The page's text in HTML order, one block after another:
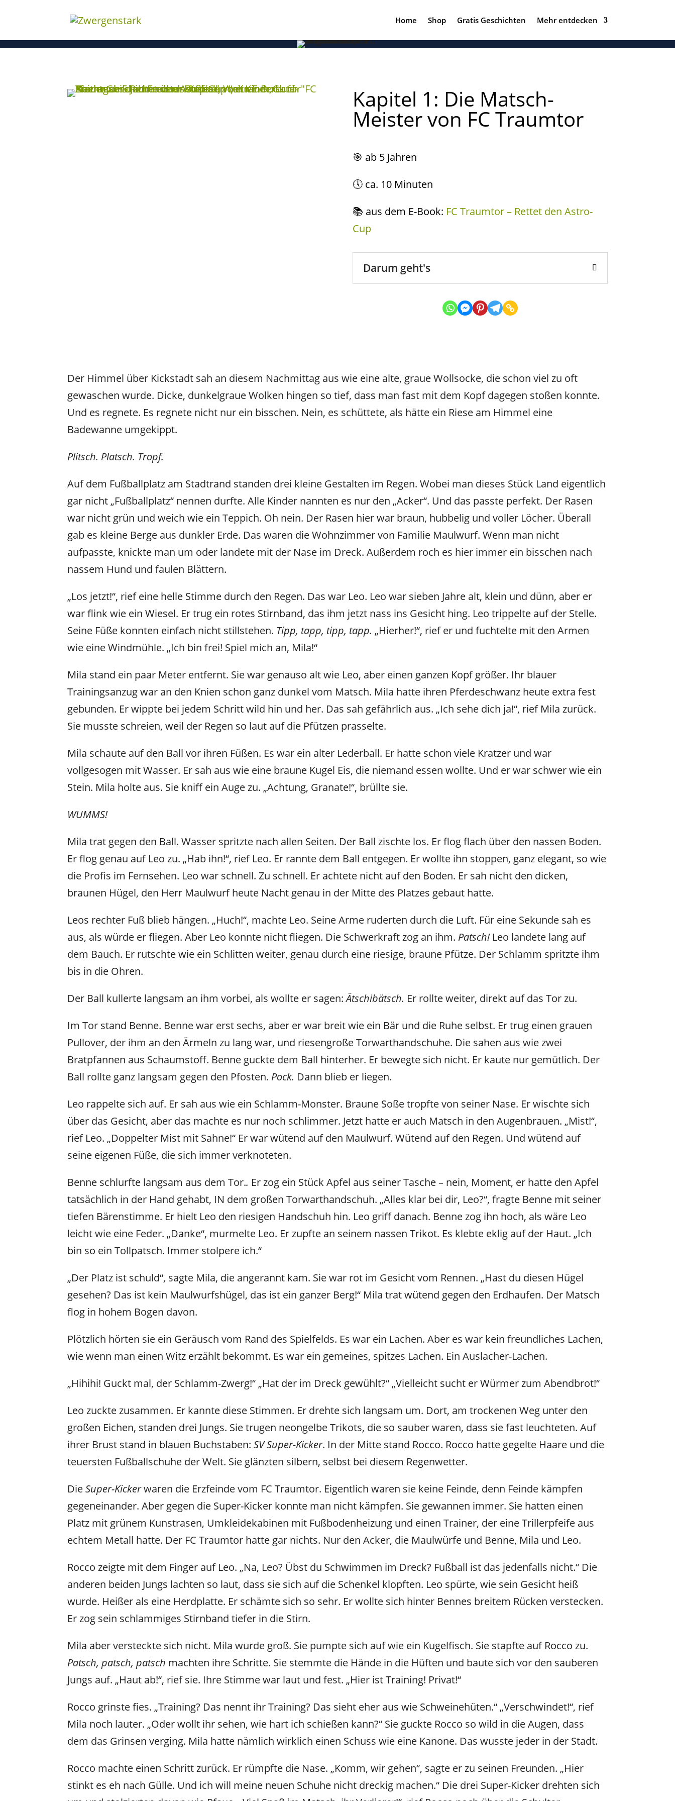
Home Shop Gratis Geschichten Mehr entdecken
Kapitel 1: Die Matsch-
Meister von FC Traumtor
🎯 ab 5 Jahren
🕔 ca. 10 Minuten
📚 aus dem E-Book: FC Traumtor – Rettet den Astro-
Cup
Darum geht's
Der Himmel über Kickstadt sah an diesem Nachmittag aus wie eine alte, graue Wollsocke, die schon viel zu oft
gewaschen wurde. Dicke, dunkelgraue Wolken hingen so tief, dass man fast mit dem Kopf dagegen stoßen konnte.
Und es regnete. Es regnete nicht nur ein bisschen. Nein, es schüttete, als hätte ein Riese am Himmel eine
Badewanne umgekippt.
Plitsch. Platsch. Tropf.
Auf dem Fußballplatz am Stadtrand standen drei kleine Gestalten im Regen. Wobei man dieses Stück Land eigentlich
gar nicht „Fußballplatz“ nennen durfte. Alle Kinder nannten es nur den „Acker“. Und das passte perfekt. Der Rasen
war nicht grün und weich wie ein Teppich. Oh nein. Der Rasen hier war braun, hubbelig und voller Löcher. Überall
gab es kleine Berge aus dunkler Erde. Das waren die Wohnzimmer von Familie Maulwurf. Wenn man nicht
aufpasste, knickte man um oder landete mit der Nase im Dreck. Außerdem roch es hier immer ein bisschen nach
nassem Hund und faulen Blättern.
„Los jetzt!“, rief eine helle Stimme durch den Regen. Das war Leo. Leo war sieben Jahre alt, klein und dünn, aber er
war flink wie ein Wiesel. Er trug ein rotes Stirnband, das ihm jetzt nass ins Gesicht hing. Leo trippelte auf der Stelle.
Seine Füße konnten einfach nicht stillstehen. Tipp, tapp, tipp, tapp. „Hierher!“, rief er und fuchtelte mit den Armen
wie eine Windmühle. „Ich bin frei! Spiel mich an, Mila!“
Mila stand ein paar Meter entfernt. Sie war genauso alt wie Leo, aber einen ganzen Kopf größer. Ihr blauer
Trainingsanzug war an den Knien schon ganz dunkel vom Matsch. Mila hatte ihren Pferdeschwanz heute extra fest
gebunden. Er wippte bei jedem Schritt wild hin und her. Das sah gefährlich aus. „Ich sehe dich ja!“, rief Mila zurück.
Sie musste schreien, weil der Regen so laut auf die Pfützen prasselte.
Mila schaute auf den Ball vor ihren Füßen. Es war ein alter Lederball. Er hatte schon viele Kratzer und war
vollgesogen mit Wasser. Er sah aus wie eine braune Kugel Eis, die niemand essen wollte. Und er war schwer wie ein
Stein. Mila holte aus. Sie kniff ein Auge zu. „Achtung, Granate!“, brüllte sie.
WUMMS!
Mila trat gegen den Ball. Wasser spritzte nach allen Seiten. Der Ball zischte los. Er flog flach über den nassen Boden.
Er flog genau auf Leo zu. „Hab ihn!“, rief Leo. Er rannte dem Ball entgegen. Er wollte ihn stoppen, ganz elegant, so wie
die Profis im Fernsehen. Leo war schnell. Zu schnell. Er achtete nicht auf den Boden. Er sah nicht den dicken,
braunen Hügel, den Herr Maulwurf heute Nacht genau in der Mitte des Platzes gebaut hatte.
Leos rechter Fuß blieb hängen. „Huch!“, machte Leo. Seine Arme ruderten durch die Luft. Für eine Sekunde sah es
aus, als würde er fliegen. Aber Leo konnte nicht fliegen. Die Schwerkraft zog an ihm. Patsch!Leo landete lang auf
dem Bauch. Er rutschte wie ein Schlitten weiter, genau durch eine riesige, braune Pfütze. Der Schlamm spritzte ihm
bis in die Ohren.
Der Ball kullerte langsam an ihm vorbei, als wollte er sagen:Ätschibätsch. Er rollte weiter, direkt auf das Tor zu.
Im Tor stand Benne. Benne war erst sechs, aber er war breit wie ein Bär und die Ruhe selbst. Er trug einen grauen
Pullover, der ihm an den Ärmeln zu lang war, und riesengroße Torwarthandschuhe. Die sahen aus wie zwei
Bratpfannen aus Schaumstoff. Benne guckte dem Ball hinterher. Er bewegte sich nicht. Er kaute nur gemütlich. Der
Ball rollte ganz langsam gegen den Pfosten. Pock. Dann blieb er liegen.
Leo rappelte sich auf. Er sah aus wie ein Schlamm-Monster. Braune Soße tropfte von seiner Nase. Er wischte sich
über das Gesicht, aber das machte es nur noch schlimmer. Jetzt hatte er auch Matsch in den Augenbrauen. „Mist!“,
rief Leo. „Doppelter Mist mit Sahne!“ Er war wütend auf den Maulwurf. Wütend auf den Regen. Und wütend auf
seine eigenen Füße, die sich immer verknoteten.
Benne schlurfte langsam aus dem Tor.. Er zog ein Stück Apfel aus seiner Tasche – nein, Moment, er hatte den Apfel
tatsächlich in der Hand gehabt, IN dem großen Torwarthandschuh. „Alles klar bei dir, Leo?“, fragte Benne mit seiner
tiefen Bärenstimme. Er hielt Leo den riesigen Handschuh hin. Leo griff danach. Benne zog ihn hoch, als wäre Leo
leicht wie eine Feder. „Danke“, murmelte Leo. Er zupfte an seinem nassen Trikot. Es klebte eklig auf der Haut. „Ich
bin so ein Tollpatsch. Immer stolpere ich.“
„Der Platz ist schuld“, sagte Mila, die angerannt kam. Sie war rot im Gesicht vom Rennen. „Hast du diesen Hügel
gesehen? Das ist kein Maulwurfshügel, das ist ein ganzer Berg!“ Mila trat wütend gegen den Erdhaufen. Der Matsch
flog in hohem Bogen davon.
Plötzlich hörten sie ein Geräusch vom Rand des Spielfelds. Es war ein Lachen. Aber es war kein freundliches Lachen,
wie wenn man einen Witz erzählt bekommt. Es war ein gemeines, spitzes Lachen. Ein Auslacher-Lachen.
„Hihihi! Guckt mal, der Schlamm-Zwerg!“ „Hat der im Dreck gewühlt?“ „Vielleicht sucht er Würmer zum Abendbrot!“
Leo zuckte zusammen. Er kannte diese Stimmen. Er drehte sich langsam um. Dort, am trockenen Weg unter den
großen Eichen, standen drei Jungs. Sie trugen neongelbe Trikots, die so sauber waren, dass sie fast leuchteten. Auf
ihrer Brust stand in blauen Buchstaben:SV Super-Kicker. In der Mitte stand Rocco. Rocco hatte gegelte Haare und die
teuersten Fußballschuhe der Welt. Sie glänzten silbern, selbst bei diesem Regenwetter.
DieSuper-Kickerwaren die Erzfeinde vom FC Traumtor. Eigentlich waren sie keine Feinde, denn Feinde kämpfen
gegeneinander. Aber gegen die Super-Kicker konnte man nicht kämpfen. Sie gewannen immer. Sie hatten einen
Platz mit grünem Kunstrasen, Umkleidekabinen mit Fußbodenheizung und einen Trainer, der eine Trillerpfeife aus
echtem Metall hatte. Der FC Traumtor hatte gar nichts. Nur den Acker, die Maulwürfe und Benne, Mila und Leo.
Rocco zeigte mit dem Finger auf Leo. „Na, Leo? Übst du Schwimmen im Dreck? Fußball ist das jedenfalls nicht.“ Die
anderen beiden Jungs lachten so laut, dass sie sich auf die Schenkel klopften. Leo spürte, wie sein Gesicht heiß
wurde. Heißer als eine Herdplatte. Er schämte sich so sehr. Er wollte sich hinter Bennes breitem Rücken verstecken.
Er zog sein schlammiges Stirnband tiefer in die Stirn.
Mila aber versteckte sich nicht. Mila wurde groß. Sie pumpte sich auf wie ein Kugelfisch. Sie stapfte auf Rocco zu.
Patsch, patsch, patsch machten ihre Schritte. Sie stemmte die Hände in die Hüften und baute sich vor den sauberen
Jungs auf. „Haut ab!“, rief sie. Ihre Stimme war laut und fest. „Hier ist Training! Privat!“
Rocco grinste fies. „Training? Das nennt ihr Training? Das sieht eher aus wie Schweinehüten.“ „Verschwindet!“, rief
Mila noch lauter. „Oder wollt ihr sehen, wie hart ich schießen kann?“ Sie guckte Rocco so wild in die Augen, dass
dem das Grinsen verging. Mila hatte nämlich wirklich einen Schuss wie eine Kanone. Das wusste jeder in der Stadt.
Rocco machte einen Schritt zurück. Er rümpfte die Nase. „Komm, wir gehen“, sagte er zu seinen Freunden. „Hier
stinkt es eh nach Gülle. Und ich will meine neuen Schuhe nicht dreckig machen.“ Die drei Super-Kicker drehten sich